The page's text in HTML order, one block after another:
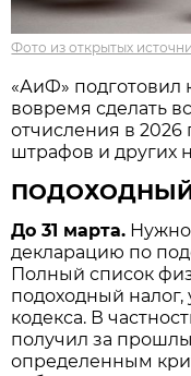
Фото из открытых
«АиФ» подготовил
вовремя сделать
отчисления в 2026
штрафов и других
До 31 марта.
декларацию по
Полный список
подоходный налог,
кодекса. В
получил за
определенным